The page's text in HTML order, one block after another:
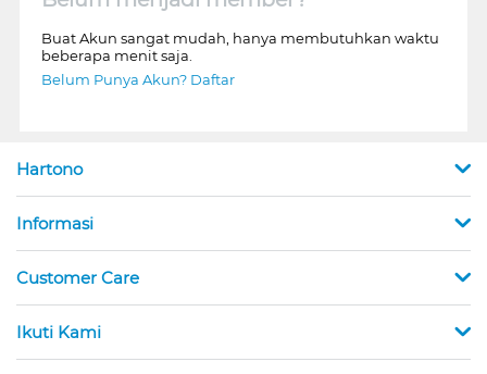
Buat Akun sangat mudah, hanya membutuhkan waktu
beberapa menit saja.
Belum Punya Akun? Daftar
Hartono
Informasi
Customer Care
Ikuti Kami